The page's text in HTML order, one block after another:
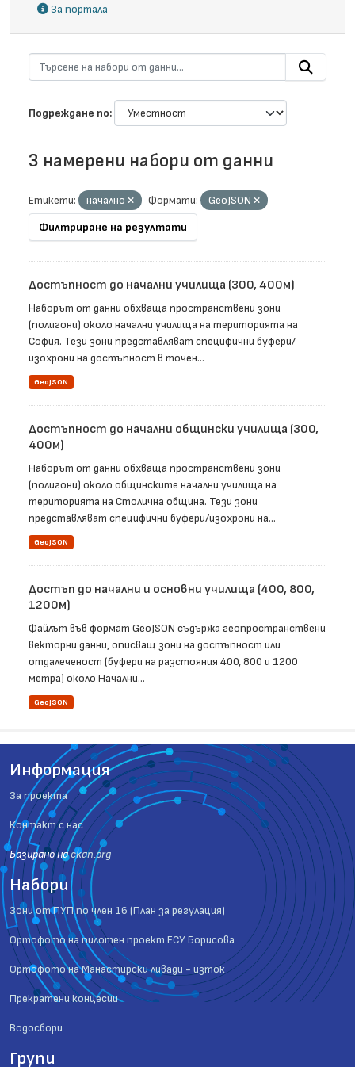
За портала
Подреждане по
3 намерени набори от данни
Етикети: начално Формати:
GeoJSON
Филтриране на резултати
Достъпност до начални училища (300, 400м)
Наборът от данни обхваща пространствени зони
(полигони) около начални училища на територията на
София. Тези зони представляват специфични буфери/
изохрони на достъпност в точен...
GeoJSON
Достъпност до начални общински училища (300,
400м)
Наборът от данни обхваща пространствени зони
(полигони) около общинските начални училища на
територията на Столична община. Тези зони
представляват специфични буфери/изохрони на...
GeoJSON
Достъп до начални и основни училища (400, 800,
1200м)
Файлът във формат GeoJSON съдържа геопространствени
векторни данни, описващ зони на достъпност или
отдалеченост (буфери на разстояния 400, 800 и 1200
метра) около Начални...
GeoJSON
Информация
За проекта
Контакт с нас
Базиранo наckan.org
Набори
Зони от ПУП по член 16 (План за регулация)
Ортофото на пилотен проект ЕСУ Борисова
Ортофото на Манастирски ливади - изток
Прекратени концесии
Водосбори
Групи